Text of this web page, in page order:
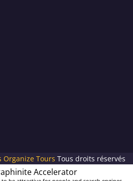
Organize Tours Tous droits réservés
Accelerator